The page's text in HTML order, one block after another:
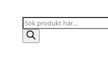
Products
search